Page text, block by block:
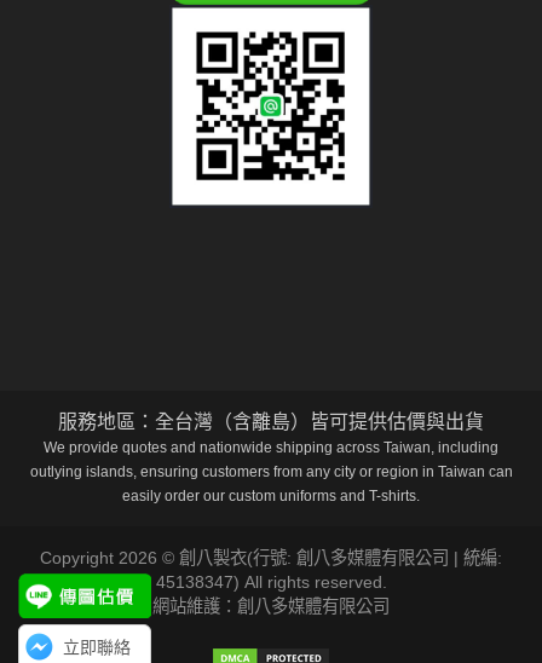
服務地區：全台灣（含離島）皆可提供估價與出貨
We provide quotes and nationwide shipping across Taiwan, including
outlying islands, ensuring customers from any city or region in Taiwan can
easily order our custom uniforms and T-shirts.
Copyright 2026 © 創八製衣(行號: 創八多媒體有限公司 | 統編:
45138347) All rights reserved.
網站維護：創八多媒體有限公司
立即聯絡